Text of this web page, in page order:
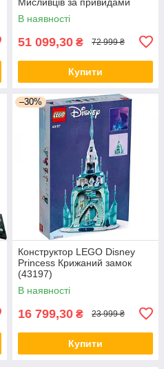
В наявності
51 099,30 ₴ 72 999 ₴
Купити
–30%
Конструктор LEGO Disney
Princess Крижаний замок
(43197)
В наявності
16 799,30 ₴ 23 999 ₴
Купити